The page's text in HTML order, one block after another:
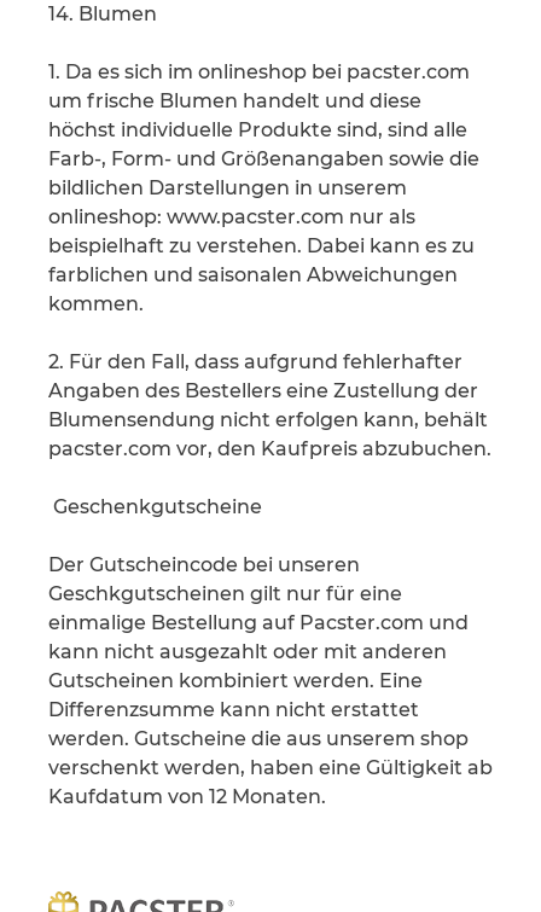
14. Blumen
1. Da es sich im onlineshop bei pacster.com
um frische Blumen handelt und diese
höchst individuelle Produkte sind, sind alle
Farb-, Form- und Größenangaben sowie die
bildlichen Darstellungen in unserem
onlineshop: www.pacster.com nur als
beispielhaft zu verstehen. Dabei kann es zu
farblichen und saisonalen Abweichungen
kommen.
2. Für den Fall, dass aufgrund fehlerhafter
Angaben des Bestellers eine Zustellung der
Blumensendung nicht erfolgen kann, behält
pacster.com vor, den Kaufpreis abzubuchen.
Geschenkgutscheine
Der Gutscheincode bei unseren
Geschkgutscheinen gilt nur für eine
einmalige Bestellung auf Pacster.com und
kann nicht ausgezahlt oder mit anderen
Gutscheinen kombiniert werden. Eine
Differenzsumme kann nicht erstattet
werden. Gutscheine die aus unserem shop
verschenkt werden, haben eine Gültigkeit ab
Kaufdatum von 12 Monaten.